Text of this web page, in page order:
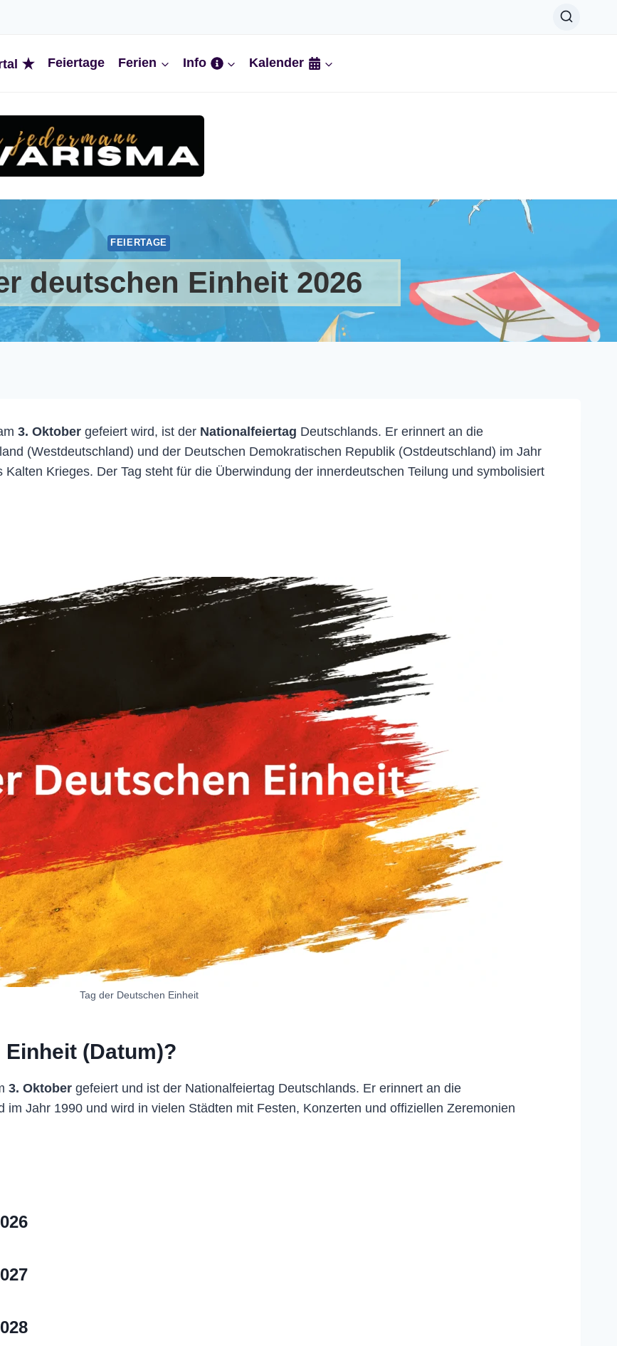
Feiertage Ferien Info Kalender
FEIERTAGE
deutschen Einheit 2026
3. Oktober gefeiert wird, ist der Nationalfeiertag Deutschlands. Er erinnert an die
(Westdeutschland) und der Deutschen Demokratischen Republik (Ostdeutschland) im Jahr
Krieges. Der Tag steht für die Überwindung der innerdeutschen Teilung und symbolisiert
Tag der Deutschen Einheit
(Datum)?
3. Oktober gefeiert und ist der Nationalfeiertag Deutschlands. Er erinnert an die
Jahr 1990 und wird in vielen Städten mit Festen, Konzerten und offiziellen Zeremonien